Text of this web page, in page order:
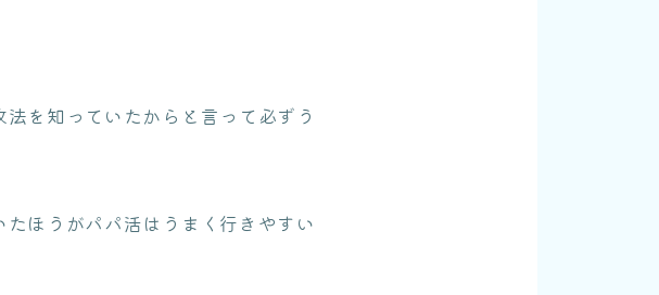
を知っていたからと言って必ずう
ほうがパパ活はうまく行きやすい